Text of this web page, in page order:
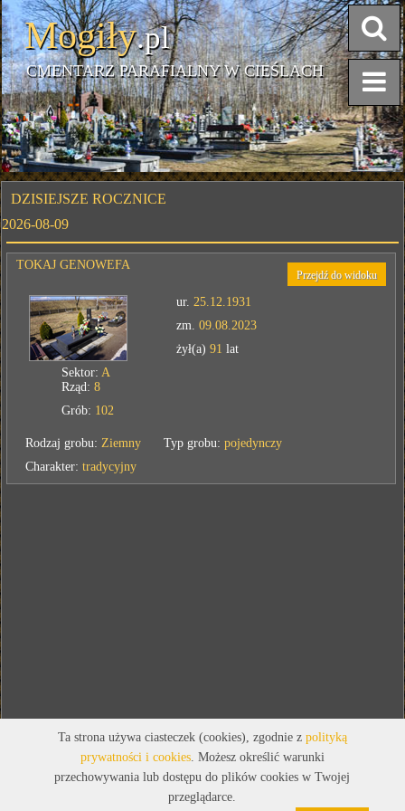
Mogiły.pl
CMENTARZ PARAFIALNY W CIEŚLACH
DZISIEJSZE ROCZNICE
2026-08-09
TOKAJ GENOWEFA
Przejdź do widoku
ur.25.12.1931
zm.09.08.2023
żył(a)91 lat
Sektor:A
Rząd:8
Grób: 102
Rodzaj grobu:Ziemny Typ grobu:pojedynczy
Charakter:tradycyjny
Ta strona używa ciasteczek (cookies), zgodnie z polityką
prywatności i cookies. Możesz określić warunki
przechowywania lub dostępu do plików cookies w Twojej
przeglądarce.